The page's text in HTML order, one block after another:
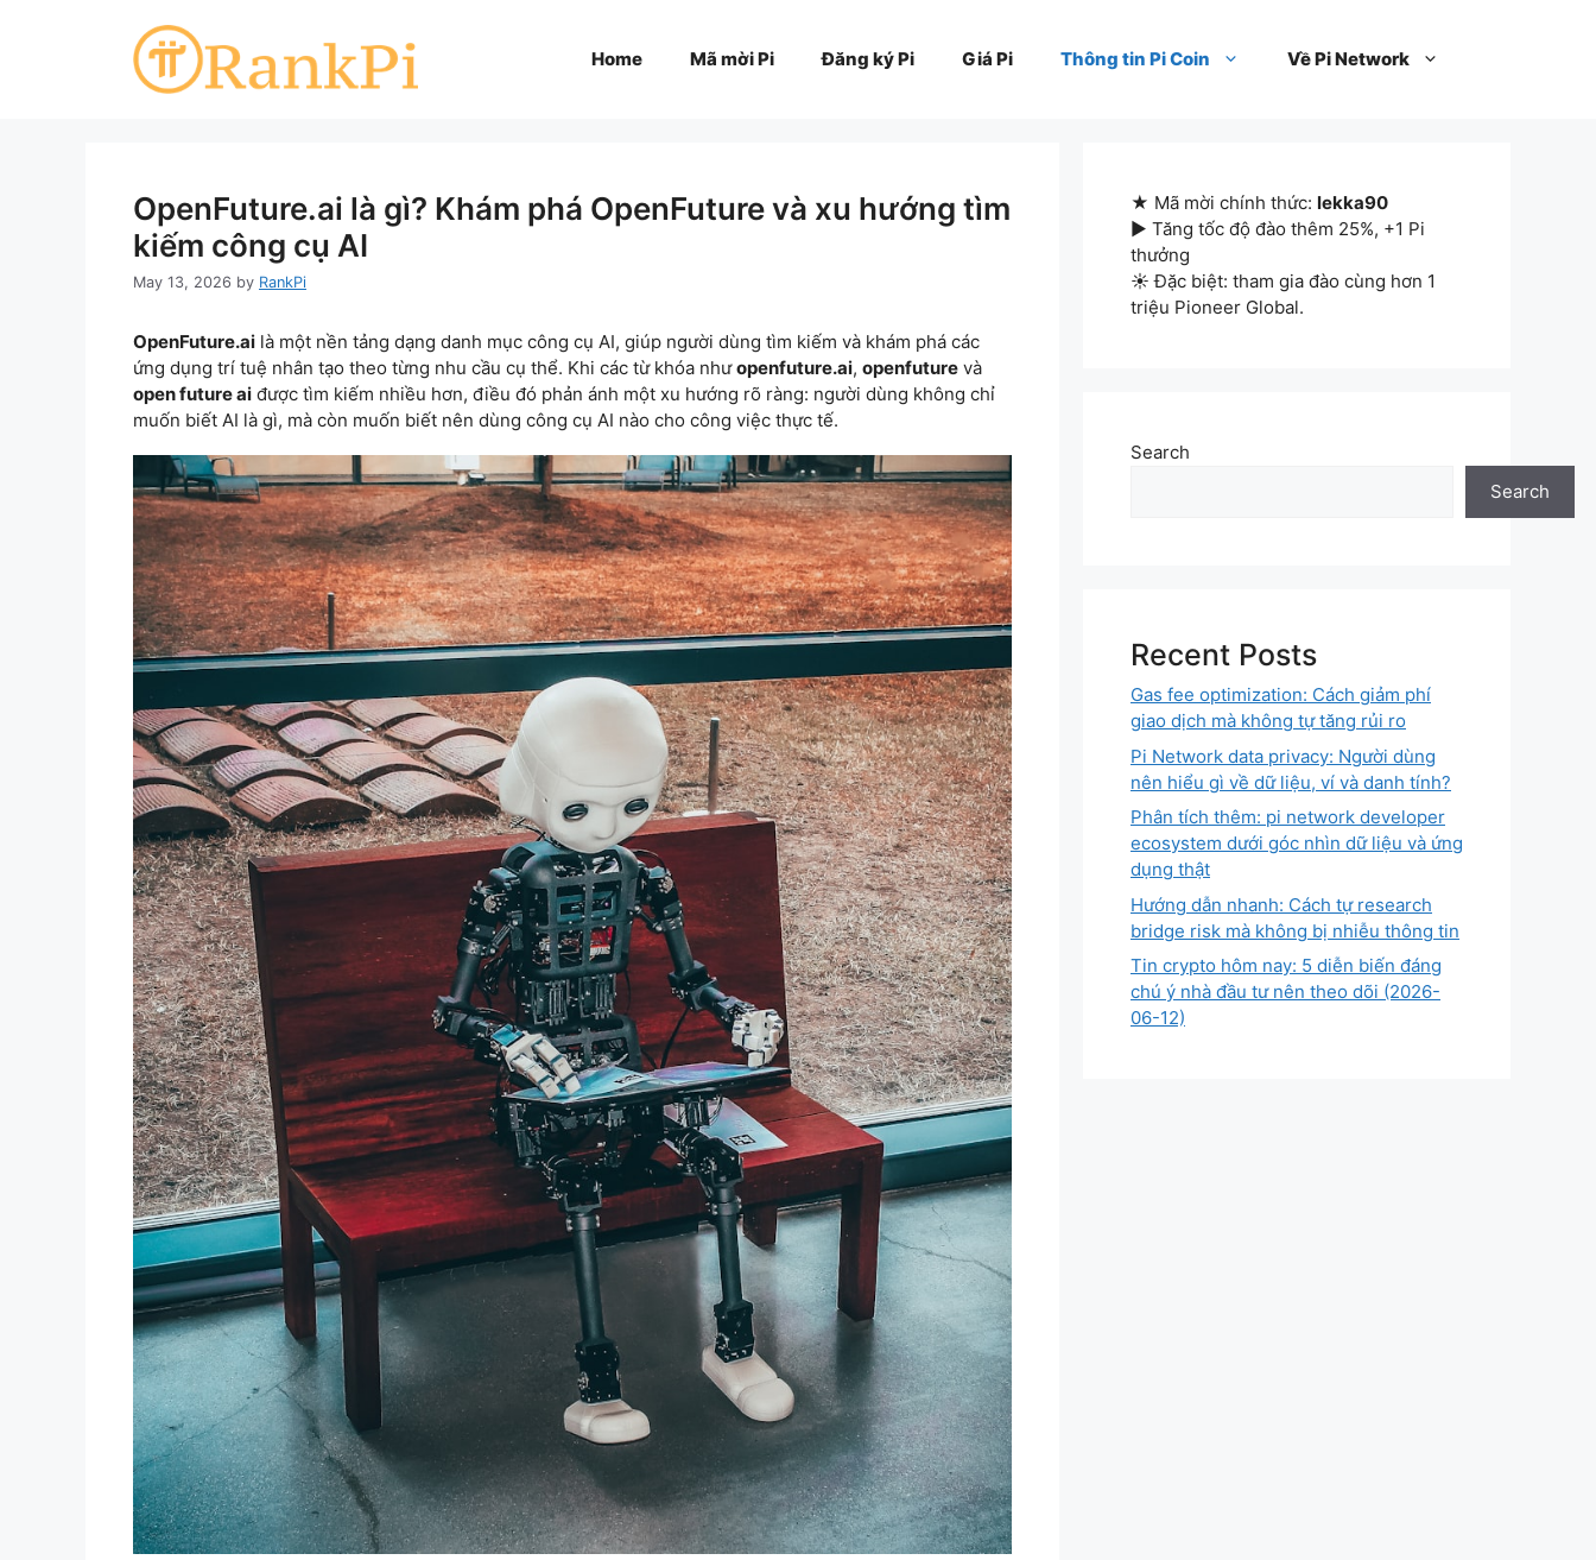
Home Mã mời Pi Đăng ký Pi Giá Pi Thông tin Pi Coin Về Pi Network
OpenFuture.ai là gì? Khám phá OpenFuture và xu hướng tìm
kiếm công cụ AI
May 13, 2026 by RankPi
OpenFuture.ai là một nền tảng dạng danh mục công cụ AI, giúp người dùng tìm kiếm và khám phá các
ứng dụng trí tuệ nhân tạo theo từng nhu cầu cụ thể. Khi các từ khóa nhưopenfuture.ai, openfuture và
open future ai được tìm kiếm nhiều hơn, điều đó phản ánh một xu hướng rõ ràng: người dùng không chỉ
muốn biết AI là gì, mà còn muốn biết nên dùng công cụ AI nào cho công việc thực tế.
★ Mã mời chính thức: lekka90
▶ Tăng tốc độ đào thêm 25%, +1 Pi
thưởng
☀ Đặc biệt: tham gia đào cùng hơn 1
triệu Pioneer Global.
Search
Search
Recent Posts
Gas fee optimization: Cách giảm phí
giao dịch mà không tự tăng rủi ro
Pi Network data privacy: Người dùng
nên hiểu gì về dữ liệu, ví và danh tính?
Phân tích thêm: pi network developer
ecosystem dưới góc nhìn dữ liệu và ứng
dụng thật
Hướng dẫn nhanh: Cách tự research
bridge risk mà không bị nhiễu thông tin
Tin crypto hôm nay: 5 diễn biến đáng
chú ý nhà đầu tư nên theo dõi (2026-
06-12)